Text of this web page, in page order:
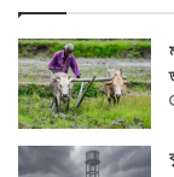
একটি সাধারণ